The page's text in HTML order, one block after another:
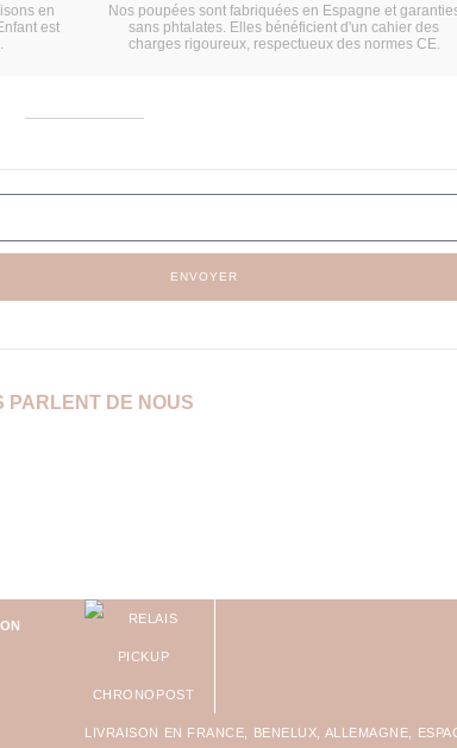
en
est
Nos poupées sont fabriquées en Espagne et
sans phtalates. Elles bénéficient d'un cahier des
charges rigoureux, respectueux des normes CE.
ENVOYER
PARLENT DE NOUS
LIVRAISON EN FRANCE, BENELUX, ALLEMAGNE,